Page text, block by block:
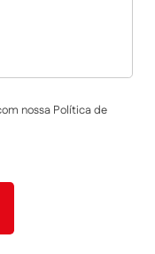
nossa Política de